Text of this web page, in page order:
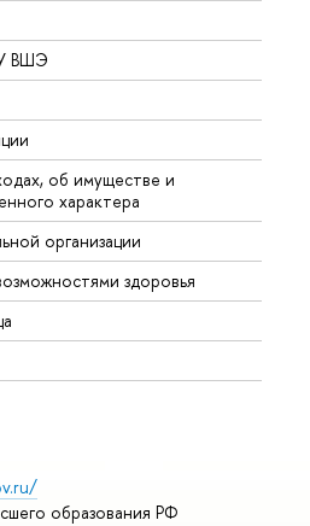
ВШЭ
об имуществе и
характера
организации
здоровья
образования РФ